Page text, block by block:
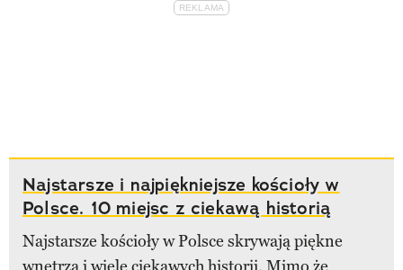
Najstarsze i najpiękniejsze kościoły w
Polsce. 10 miejsc z ciekawą historią
Najstarsze kościoły w Polsce skrywają piękne